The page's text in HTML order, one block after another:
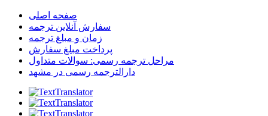
صفحه اصلی
سفارش آنلاین ترجمه
زمان و مبلغ ترجمه
پرداخت مبلغ سفارش
مراحل ترجمه رسمی: سوالات متداول
دارالترجمه رسمی در مشهد